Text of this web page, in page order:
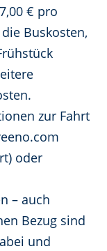
€ pro
Buskosten,
zur Fahrt
oder
– auch
Bezug sind
und